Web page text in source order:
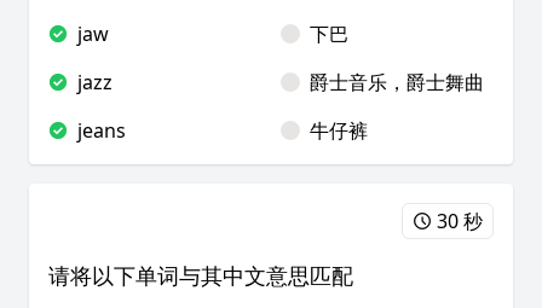
jaw
下巴
jazz
爵士音乐，爵士舞曲
jeans
牛仔裤
30 秒
请将以下单词与其中文意思匹配